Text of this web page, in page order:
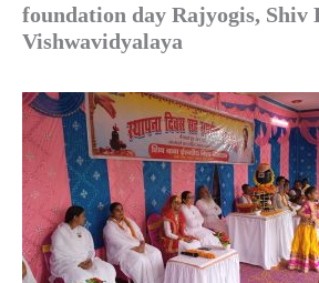
foundation day Rajyogis, Shiv
Vishwavidyalaya